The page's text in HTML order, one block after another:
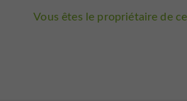
Vous êtes le propriétaire de